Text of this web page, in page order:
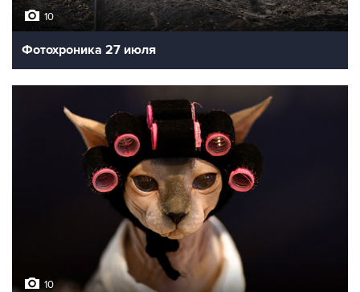
10
Фотохроника 27 июля
10